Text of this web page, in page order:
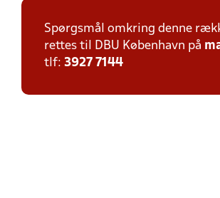
Spørgsmål omkring denne
rettes til DBU København på
tlf: 3927 7144